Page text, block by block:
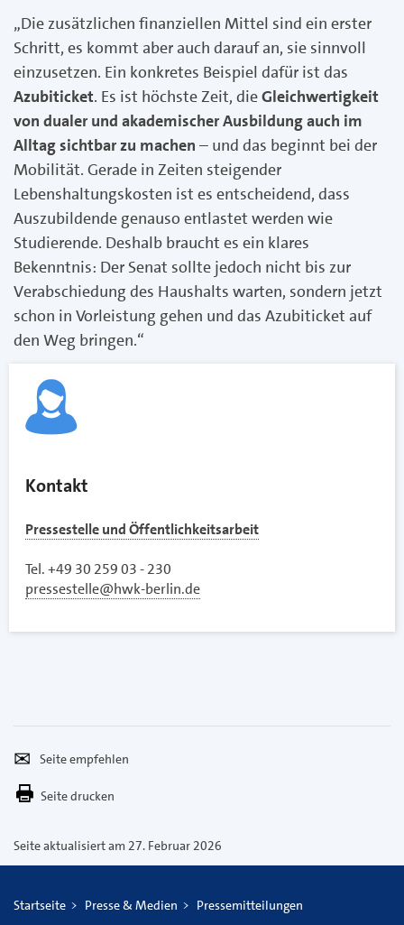
„Die zusätzlichen finanziellen Mittel sind ein erster
Schritt, es kommt aber auch darauf an, sie sinnvoll
einzusetzen. Ein konkretes Beispiel dafür ist das
Azubiticket. Es ist höchste Zeit, dieGleichwertigkeit
von dualer und akademischer Ausbildung auch im
Alltag sichtbar zu machen – und das beginnt bei der
Mobilität. Gerade in Zeiten steigender
Lebenshaltungskosten ist es entscheidend, dass
Auszubildende genauso entlastet werden wie
Studierende. Deshalb braucht es ein klares
Bekenntnis: Der Senat sollte jedoch nicht bis zur
Verabschiedung des Haushalts warten, sondern jetzt
schon in Vorleistung gehen und das Azubiticket auf
den Weg bringen.“
Kontakt
Pressestelle und Öffentlichkeitsarbeit
Tel. +49 30 259 03 - 230
pressestelle@hwk-berlin.de
empfehlen
Per
E-
versenden
Seite drucken
Seite aktualisiert am 27. Februar 2026
Startseite Presse & Medien Pressemitteilungen